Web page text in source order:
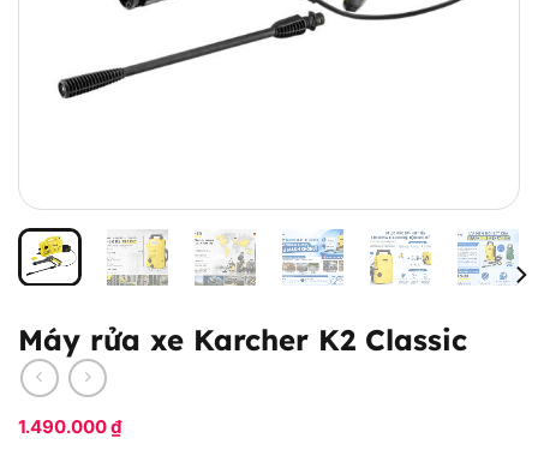
Máy rửa xe Karcher K2 Classic
1.490.000₫